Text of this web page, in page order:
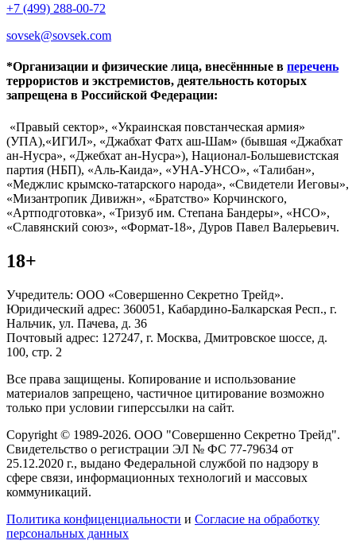
+7 (499) 288-00-72
sovsek@sovsek.com
*Организации и физические лица, внесённные в перечень
террористов и экстремистов, деятельность которых
запрещена в Российской Федерации:
«Правый сектор», «Украинская повстанческая армия»
(УПА),«ИГИЛ», «Джабхат Фатх аш-Шам» (бывшая «Джабхат
ан-Нусра», «Джебхат ан-Нусра»), Национал-Большевистская
партия (НБП), «Аль-Каида», «УНА-УНСО», «Талибан»,
«Меджлис крымско-татарского народа», «Свидетели Иеговы»,
«Мизантропик Дивижн», «Братство» Корчинского,
«Артподготовка», «Тризуб им. Степана Бандеры», «НСО»,
«Славянский союз», «Формат-18», Дуров Павел Валерьевич.
18+
Учредитель: ООО «Совершенно Секретно Трейд».
Юридический адрес: 360051, Кабардино-Балкарская Респ., г.
Нальчик, ул. Пачева, д. 36
Почтовый адрес: 127247, г. Москва, Дмитровское шоссе, д.
100, стр. 2
Все права защищены. Копирование и использование
материалов запрещено, частичное цитирование возможно
только при условии гиперссылки на сайт.
Copyright © 1989-2026. ООО "Совершенно Секретно Трейд".
Свидетельство о регистрации ЭЛ № ФС 77-79634 от
25.12.2020 г., выдано Федеральной службой по надзору в
сфере связи, информационных технологий и массовых
коммуникаций.
Политика конфиценциальности и Согласие на обработку
персональных данных